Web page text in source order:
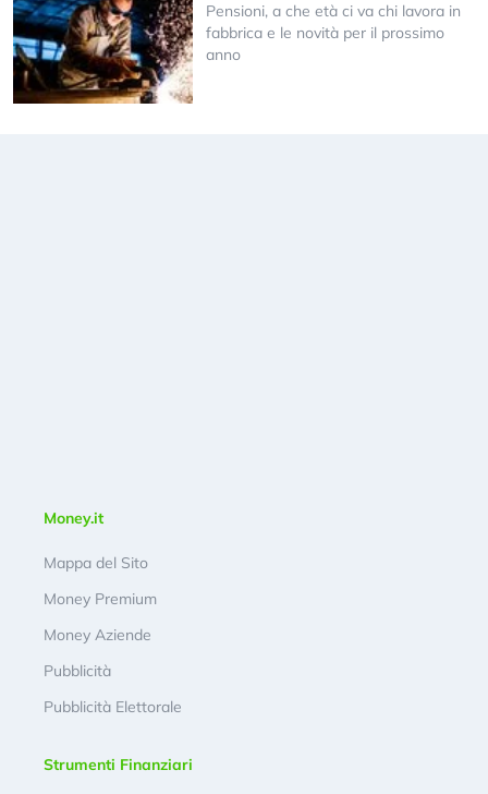
Pensioni, a che età ci va chi lavora in
fabbrica e le novità per il prossimo
anno
Money.it
Mappa del Sito
Money Premium
Money Aziende
Pubblicità
Pubblicità Elettorale
Strumenti Finanziari